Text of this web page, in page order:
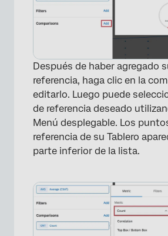
Después de haber agregado
referencia, haga clic en la
editarlo. Luego puede
de referencia deseado
Menú desplegable. Los
referencia de su Tablero
parte inferior de la lista.